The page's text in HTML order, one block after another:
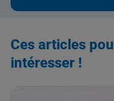
Ces articles
intéresser !